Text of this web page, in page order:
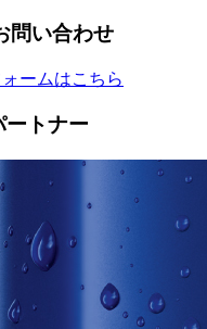
問い合わせ
ームはこちら
ートナー